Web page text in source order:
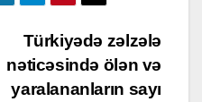
Türkiyədə zəlzələ
nəticəsində ölən və
yaralananların sayı